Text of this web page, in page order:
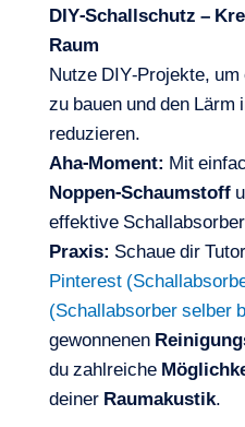
DIY-Schallschutz –
Raum
Nutze DIY-Projekte,
zu bauen und den Lärm
reduzieren.
Aha-Moment: Mit
Noppen-Schaumstoff
effektive
Praxis: Schaue dir
Pinterest
(Schallabsorber selber
gewonnenen
du zahlreiche
deinerRaumakustik.